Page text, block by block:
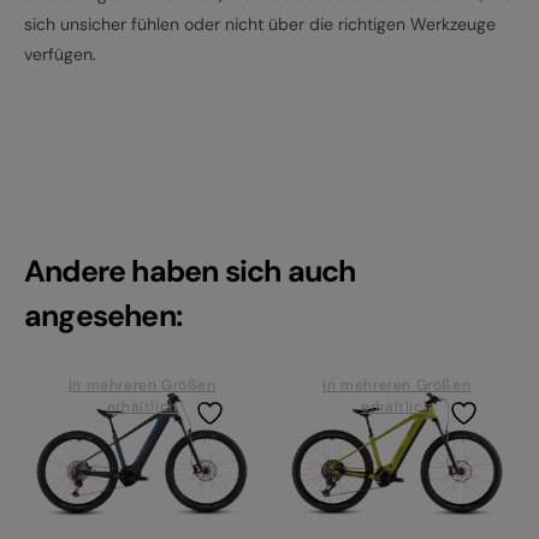
sich unsicher fühlen oder nicht über die richtigen Werkzeuge
verfügen.
Andere haben sich auch
angesehen:
In mehreren Größen
erhältlich
In mehreren Größen
erhältlich